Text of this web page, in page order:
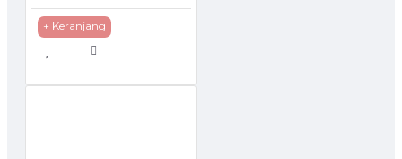
+ Keranjang